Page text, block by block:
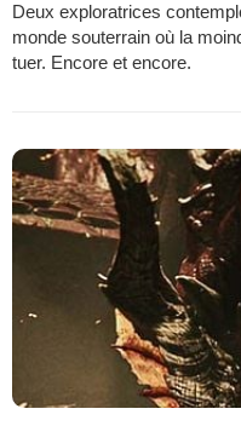
Deux exploratrices
monde souterrain où la
tuer. Encore et encore.